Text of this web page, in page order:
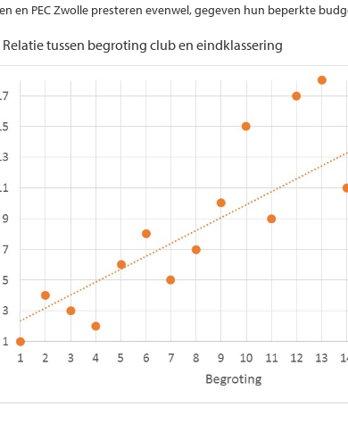
en PEC Zwolle presteren evenwel, gegeven hun beperkte
Relatie tussen begroting club en eindklassering